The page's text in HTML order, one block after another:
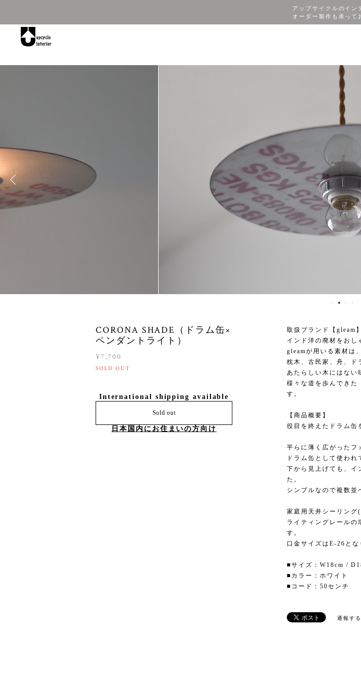
アップサイクルのイン
オーダー製作も承って
CORONA SHADE（ドラム缶×
ペンダントライト）
¥7,700
SOLD OUT
International shipping available
Sold out
日本国内にお住まいの方向け
取扱ブランド【gleam】
インド洋の廃材をおし
gleamが用いる素材は
枕木、古民家、舟、ド
あたらしい木にはない
様々な道を歩んできた
す。
【商品概要】
役目を終えたドラム缶
平らに薄く広がったフ
ドラム缶として使われ
下から見上げても、イ
た。
シンプルなので複数並
家庭用天井シーリング
ライティングレールの
す。
口金サイズはE-26とな
■サイズ：W18cm /
■カラー：ホワイト
■コード：50センチ
通報する